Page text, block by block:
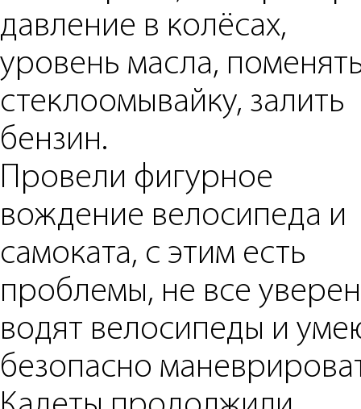
давление в колёсах,
уровень масла,
стеклоомывайку, залить
бензин.
Провели фигурное
вождение велосипеда и
самоката, с этим есть
проблемы, не все
водят велосипеды и
безопасно